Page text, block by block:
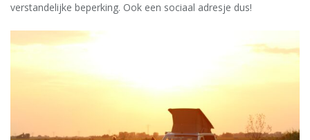
verstandelijke beperking. Ook een sociaal adresje dus!